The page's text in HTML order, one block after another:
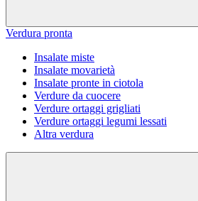
Verdura pronta
Insalate miste
Insalate movarietà
Insalate pronte in ciotola
Verdure da cuocere
Verdure ortaggi grigliati
Verdure ortaggi legumi lessati
Altra verdura